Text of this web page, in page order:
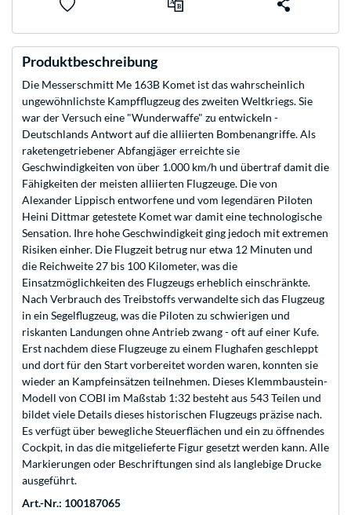
Produktbeschreibung
Die Messerschmitt Me 163B Komet ist das wahrscheinlich
ungewöhnlichste Kampfflugzeug des zweiten Weltkriegs. Sie
war der Versuch eine "Wunderwaffe" zu entwickeln -
Deutschlands Antwort auf die alliierten Bombenangriffe. Als
raketengetriebener Abfangjäger erreichte sie
Geschwindigkeiten von über 1.000 km/h und übertraf damit die
Fähigkeiten der meisten alliierten Flugzeuge. Die von
Alexander Lippisch entworfene und vom legendären Piloten
Heini Dittmar getestete Komet war damit eine technologische
Sensation. Ihre hohe Geschwindigkeit ging jedoch mit extremen
Risiken einher. Die Flugzeit betrug nur etwa 12 Minuten und
die Reichweite 27 bis 100 Kilometer, was die
Einsatzmöglichkeiten des Flugzeugs erheblich einschränkte.
Nach Verbrauch des Treibstoffs verwandelte sich das Flugzeug
in ein Segelflugzeug, was die Piloten zu schwierigen und
riskanten Landungen ohne Antrieb zwang - oft auf einer Kufe.
Erst nachdem diese Flugzeuge zu einem Flughafen geschleppt
und dort für den Start vorbereitet worden waren, konnten sie
wieder an Kampfeinsätzen teilnehmen. Dieses Klemmbaustein-
Modell von COBI im Maßstab 1:32 besteht aus 543 Teilen und
bildet viele Details dieses historischen Flugzeugs präzise nach.
Es verfügt über bewegliche Steuerflächen und ein zu öffnendes
Cockpit, in das die mitgelieferte Figur gesetzt werden kann. Alle
Markierungen oder Beschriftungen sind als langlebige Drucke
ausgeführt.
Art.-Nr.: 100187065